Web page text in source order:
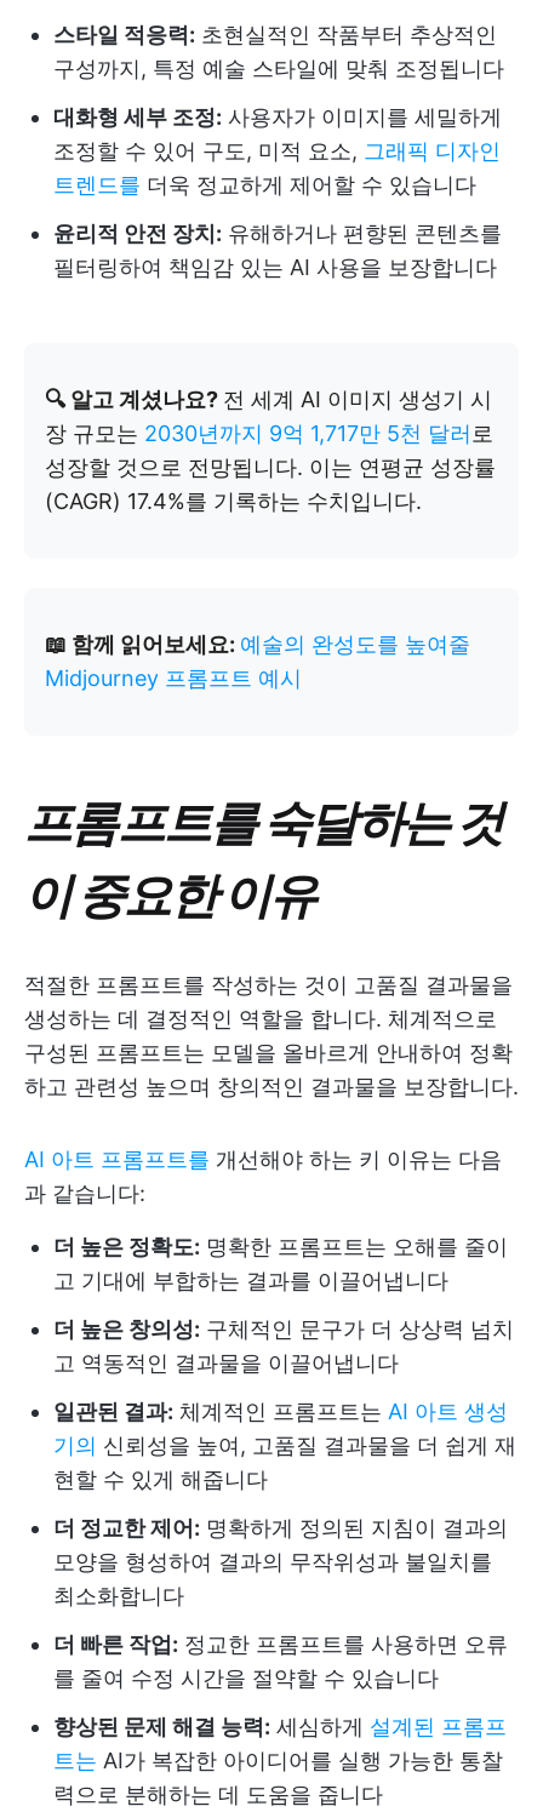
스타일 적응력: 초현실적인 작품부터 추상적인
구성까지, 특정 예술 스타일에 맞춰 조정됩니다
대화형 세부 조정: 사용자가 이미지를 세밀하게
조정할 수 있어 구도, 미적 요소, 그래픽 디자인
트렌드를 더욱 정교하게 제어할 수 있습니다
윤리적 안전 장치: 유해하거나 편향된 콘텐츠를
필터링하여 책임감 있는 AI 사용을 보장합니다
🔍 알고 계셨나요? 전 세계 AI 이미지 생성기 시
장 규모는 2030년까지 9억 1,717만 5천 달러 로
성장할 것으로 전망됩니다. 이는 연평균 성장률
(CAGR) 17.4%를 기록하는 수치입니다.
📖 함께 읽어보세요: 예술의 완성도를 높여줄
Midjourney 프롬프트 예시
프롬프트를 숙달하는 것
이 중요한 이유
적절한 프롬프트를 작성하는 것이 고품질 결과물을
생성하는 데 결정적인 역할을 합니다. 체계적으로
구성된 프롬프트는 모델을 올바르게 안내하여 정확
하고 관련성 높으며 창의적인 결과물을 보장합니다.
AI 아트 프롬프트를 개선해야 하는 키 이유는 다음
과 같습니다:
더 높은 정확도: 명확한 프롬프트는 오해를 줄이
고 기대에 부합하는 결과를 이끌어냅니다
더 높은 창의성: 구체적인 문구가 더 상상력 넘치
고 역동적인 결과물을 이끌어냅니다
일관된 결과: 체계적인 프롬프트는 AI 아트 생성
기의 신뢰성을 높여, 고품질 결과물을 더 쉽게 재
현할 수 있게 해줍니다
더 정교한 제어: 명확하게 정의된 지침이 결과의
모양을 형성하여 결과의 무작위성과 불일치를
최소화합니다
더 빠른 작업: 정교한 프롬프트를 사용하면 오류
를 줄여 수정 시간을 절약할 수 있습니다
향상된 문제 해결 능력: 세심하게 설계된 프롬프
트는 AI가 복잡한 아이디어를 실행 가능한 통찰
력으로 분해하는 데 도움을 줍니다